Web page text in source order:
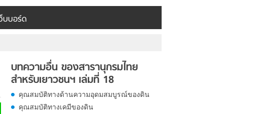
บบอร์ด
บทความอื่น ของสารานุกรมไทย
สำหรับเยาวชนฯ เล่มที่ 18
คุณสมบัติทางด้านความอุดมสมบูรณ์ของดิน
คุณสมบัติทางเคมีของดิน